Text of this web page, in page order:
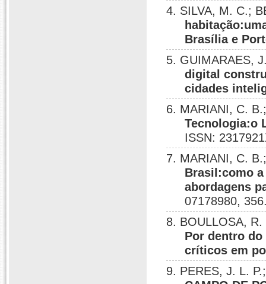
4. SILVA, M. C.;
Brasília e
5. GUIMARAES,
digital
cidades
6. MARIANI, C.
Tecnologia:o
ISSN:
7. MARIANI, C.
Brasil:como
abordagens
07178980,
8. BOULLOSA,
Por dentro
críticos em
9. PERES, J. L.